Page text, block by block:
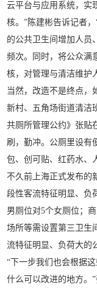
云平台与应用系统，实
核。”陈建彬告诉记者
的公共卫生间增加人员
频次。同时，将公众满
核，对管理与清洁维护
当然，改造不是终点，
新村、五角场街道清洁
共厕所管理公约》张贴
刷，勤冲。公厕里设有
包、创可贴、红药水、
不久前上海正式发布的
段性客流特征明显、负
男厕位对5个女厕位；
场所等需设置第三卫生
流特征明显、负荷大的
“下一步我们也会根据
什么可以改进的地方。